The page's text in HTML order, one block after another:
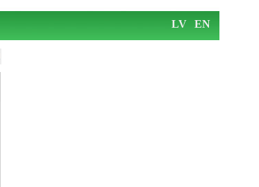
LV EN